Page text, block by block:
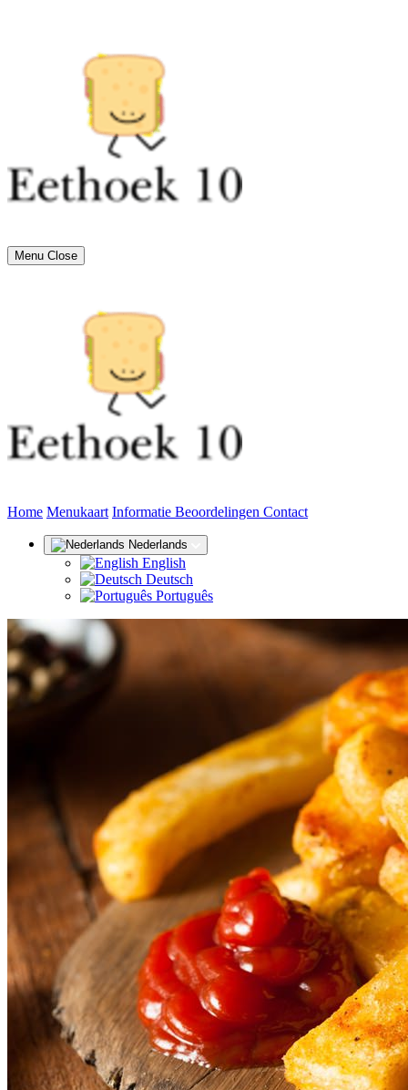
Menu Close
Home Menukaart Informatie (huidige)
Beoordelingen Contact
Nederlands
English
Deutsch
Português